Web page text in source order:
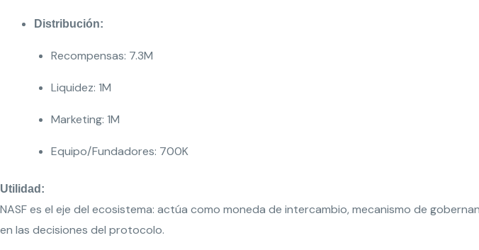
Distribución:
Recompensas: 7.3M
Liquidez: 1M
Marketing: 1M
Equipo/Fundadores: 700K
Utilidad:
NASF es el eje del ecosistema: actúa como moneda de intercambio, mecanismo de
en las decisiones del protocolo.